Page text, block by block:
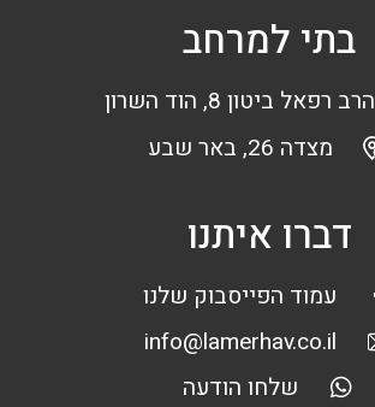
בתי למרחב
הרב רפאל ביטון 8, הוד השרון
מצדה 26, באר שבע
דברו איתנו
עמוד הפייסבוק שלנו
info@lamerhav.co.il
שלחו הודעה